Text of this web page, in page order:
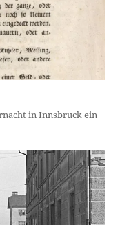
in Innsbruck ein